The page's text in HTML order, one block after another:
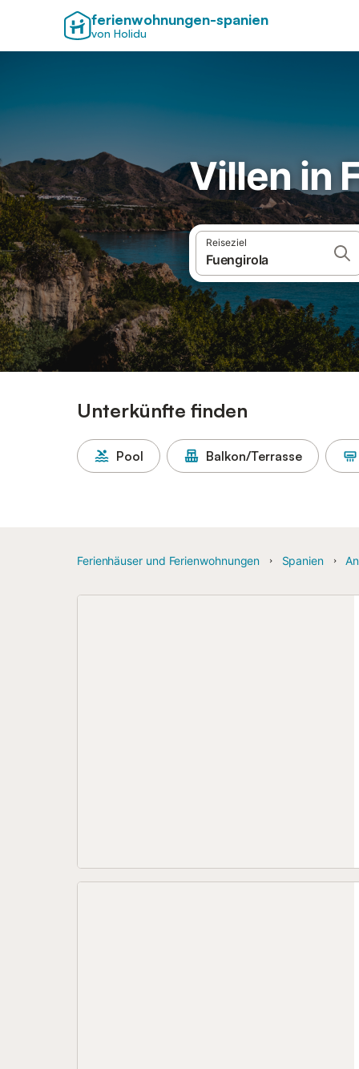
ferienwohnungen-spanien
von Holidu
Villen in
Reiseziel
Unterkünfte finden
Pool Balkon/Terrasse
Ferienhäuser und Ferienwohnungen Spanien